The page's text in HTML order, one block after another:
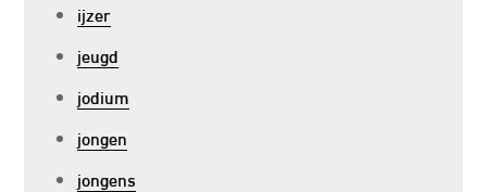
ijzer
jeugd
jodium
jongen
jongens